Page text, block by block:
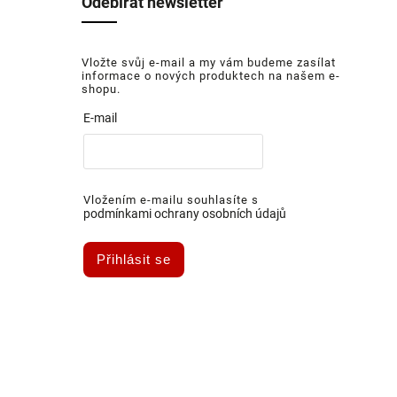
Vložte svůj e-mail a my vám budeme zasílat
informace o nových produktech na našem e-
shopu.
E-mail
Vložením e-mailu souhlasíte s
podmínkami ochrany osobních údajů
Přihlásit se